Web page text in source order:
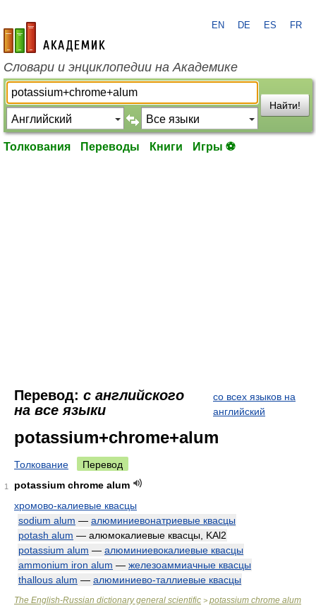
academic.ru
EN DE ES FR
Словари и энциклопедии на Академике
Найти!
Толкования Переводы Книги Игры ⚽
Перевод: с английского
на все языки
со всех языков на
английский
potassium+chrome+alum
Толкование Перевод
1
potassium chrome alum
хромово-калиевые квасцы
sodium alum — алюминиевонатриевые квасцы
potash alum — алюмокалиевые квасцы, KAl2
potassium alum — алюминиевокалиевые квасцы
ammonium iron alum — железоаммиачные квасцы
thallous alum — алюминиево-таллиевые квасцы
The English-Russian dictionary general scientific > potassium chrome alum